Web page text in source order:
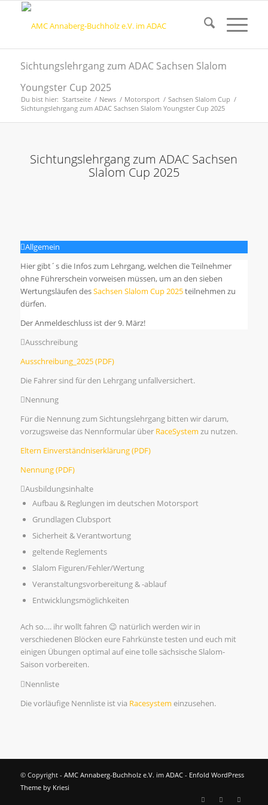
Sichtungslehrgang zum ADAC Sachsen Slalom
Youngster Cup 2025
Du bist hier: Startseite / News / Motorsport / Sachsen Slalom Cup /
Sichtungslehrgang zum ADAC Sachsen Slalom Youngster Cup 2025
Sichtungslehrgang zum ADAC Sachsen
Slalom Cup 2025
Allgemein
Hier gibt´s die Infos zum Lehrgang, welchen die Teilnehmer
ohne Führerschein vorweisen müssen, um an den sieben
Wertungsläufen desSachsen Slalom Cup 2025teilnehmen zu
dürfen.
Der Anmeldeschluss ist der 9. März!
Ausschreibung
Ausschreibung_2025 (PDF)
Die Fahrer sind für den Lehrgang unfallversichert.
Nennung
Für die Nennung zum Sichtungslehrgang bitten wir darum,
vorzugsweise das Nennformular über RaceSystem zu nutzen.
Eltern Einverständniserklärung (PDF)
Nennung (PDF)
Ausbildungsinhalte
Aufbau & Reglungen im deutschen Motorsport
Grundlagen Clubsport
Sicherheit & Verantwortung
geltende Reglements
Slalom Figuren/Fehler/Wertung
Veranstaltungsvorbereitung & -ablauf
Entwicklungsmöglichkeiten
Ach so…. ihr wollt fahren 😉 natürlich werden wir in
verschiedenen Blöcken eure Fahrkünste testen und euch mit
einigen Übungen optimal auf eine tolle sächsische Slalom-
Saison vorbereiten.
Nennliste
Die vorläufige Nennliste ist via Racesystem einzusehen.
© Copyright - AMC Annaberg-Buchholz e.V. im ADAC- Enfold WordPress
Theme by Kriesi